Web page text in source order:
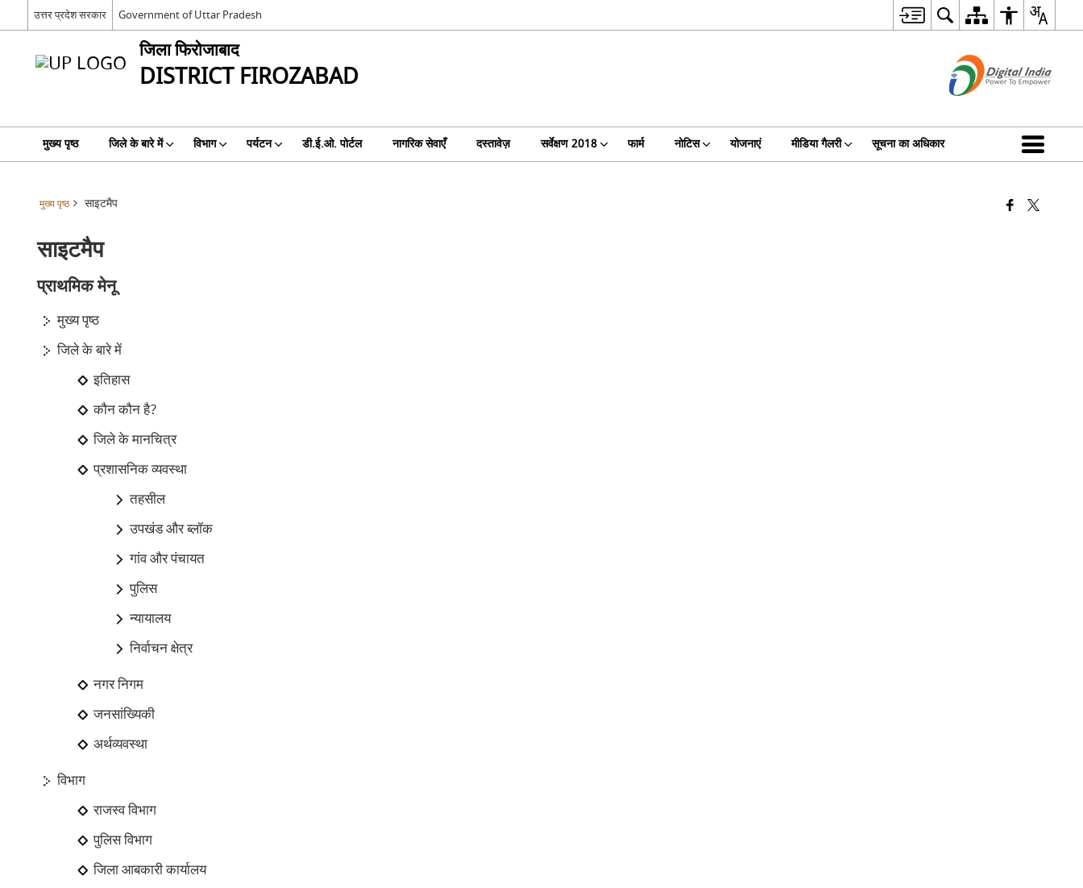
उत्तर प्रदेश सरकार Government of Uttar Pradesh
जिला फिरोजाबाद
DISTRICT FIROZABAD
मुख्य पृष्ठ जिले के बारे में विभाग पर्यटन डी.ई.ओ. पोर्टल नागरिक सेवाएँ दस्तावेज़ सर्वेक्षण 2018 फार्म नोटिस योजनाएं मीडिया गैलरी सूचना का अधिकार
मुख्य पृष्ठ साइटमैप
साइटमैप
प्राथमिक मेनू
मुख्य पृष्ठ
जिले के बारे में
इतिहास
कौन कौन है?
जिले के मानचित्र
प्रशासनिक व्यवस्था
तहसील
उपखंड और ब्लॉक
गांव और पंचायत
पुलिस
न्यायालय
निर्वाचन क्षेत्र
नगर निगम
जनसांख्यिकी
अर्थव्यवस्था
विभाग
राजस्व विभाग
पुलिस विभाग
जिला आबकारी कार्यालय